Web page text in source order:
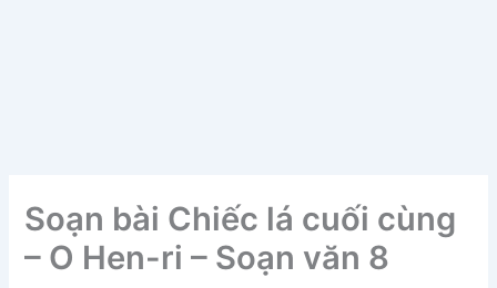
Soạn bài Chiếc lá cuối cùng
– O Hen-ri – Soạn văn 8